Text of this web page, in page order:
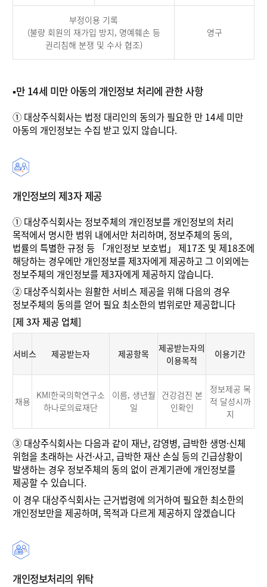
부정이용 기록
(불량 회원의 재가입 방지, 명예훼손 등
권리침해 분쟁 및 수사 협조)
영구
▪만 14세 미만 아동의 개인정보 처리에 관한 사항
① 대상주식회사는 법정 대리인의 동의가 필요한 만 14세 미만
아동의 개인정보는 수집 받고 있지 않습니다.
개인정보의 제3자 제공
① 대상주식회사는 정보주체의 개인정보를 개인정보의 처리
목적에서 명시한 범위 내에서만 처리하며, 정보주체의 동의,
법률의 특별한 규정 등 「개인정보 보호법」 제17조 및 제18조에
해당하는 경우에만 개인정보를 제3자에게 제공하고 그 이외에는
정보주체의 개인정보를 제3자에게 제공하지 않습니다.
② 대상주식회사는 원활한 서비스 제공을 위해 다음의 경우
정보주체의 동의를 얻어 필요 최소한의 범위로만 제공합니다
[제 3자 제공 업체]
서비스 제공받는자 제공항목
제공받는자의
이용목적
이용기간
채용
KMI한국의학연구소
하나로의료재단
이름, 생년월
일
건강검진 본
인확인
정보제공 목
적 달성시까
지
③ 대상주식회사는 다음과 같이 재난, 감영병, 급박한 생명·신체
위험을 초래하는 사건·사고, 급박한 재산 손실 등의 긴급상황이
발생하는 경우 정보주체의 동의 없이 관계기관에 개인정보를
제공할 수 있습니다.
이 경우 대상주식회사는 근거법령에 의거하여 필요한 최소한의
개인정보만을 제공하며, 목적과 다르게 제공하지 않겠습니다
개인정보처리의 위탁